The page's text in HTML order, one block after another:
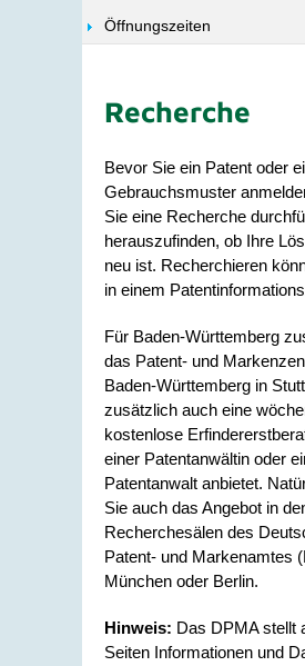
Öffnungszeiten
Recherche
Bevor Sie ein Patent oder
Gebrauchsmuster
Sie eine Recherche
herauszufinden, ob Ihre
neu ist. Recherchieren
in einem
Für Baden-Württemberg
das Patent- und
Baden-Württemberg in
zusätzlich auch eine
kostenlose
einer Patentanwältin oder
Patentanwalt anbietet.
Sie auch das Angebot in
Recherchesälen des
Patent- und Markenamtes
München oder Berlin.
Hinweis: Das DPMA stellt
Seiten Informationen und